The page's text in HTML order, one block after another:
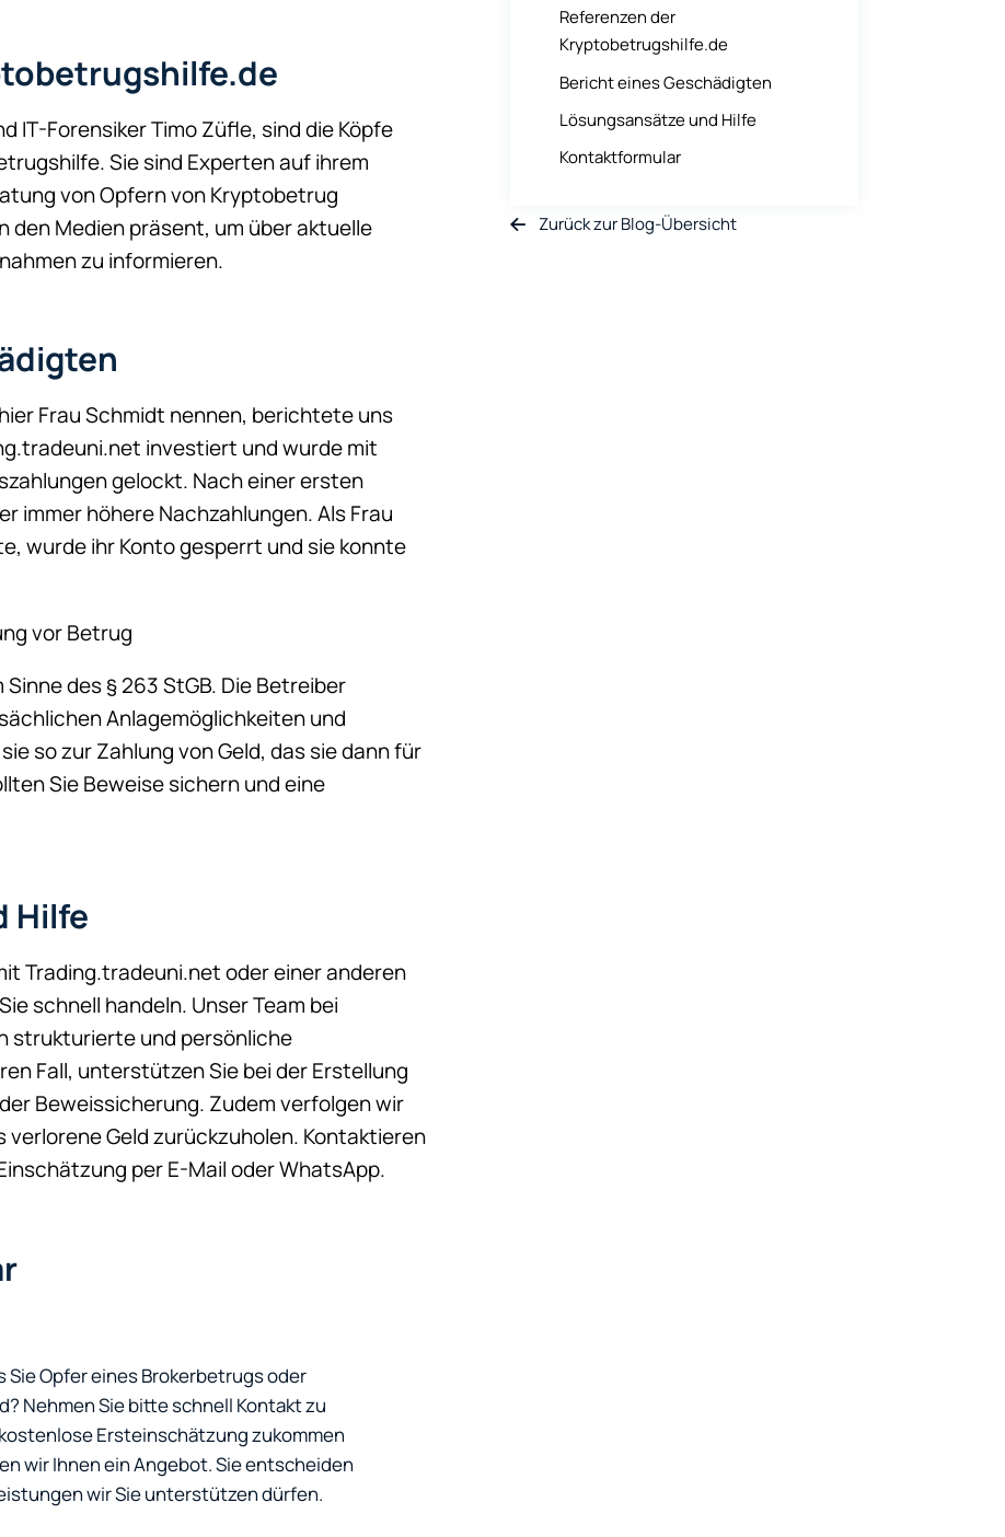
IT-Forensiker Timo Züfle, sind die Köpfe
Sie sind Experten auf ihrem
von Opfern von Kryptobetrug
den Medien präsent, um über aktuelle
zu informieren.
Frau Schmidt nennen, berichtete uns
investiert und wurde mit
gelockt. Nach einer ersten
immer höhere Nachzahlungen. Als Frau
wurde ihr Konto gesperrt und sie konnte
vor Betrug
des § 263 StGB. Die Betreiber
Anlagemöglichkeiten und
so zur Zahlung von Geld, das sie dann für
Sie Beweise sichern und eine
Hilfe
Trading.tradeuni.net oder einer anderen
schnell handeln. Unser Team bei
strukturierte und persönliche
Fall, unterstützen Sie bei der Erstellung
Beweissicherung. Zudem verfolgen wir
Geld zurückzuholen. Kontaktieren
per E-Mail oder WhatsApp.
Sie Opfer eines Brokerbetrugs oder
Nehmen Sie bitte schnell Kontakt zu
Ersteinschätzung zukommen
wir Ihnen ein Angebot. Sie entscheiden
wir Sie unterstützen dürfen.
Referenzen der
Kryptobetrugshilfe.de
Bericht eines Geschädigten
Lösungsansätze und Hilfe
Kontaktformular
Zurück zur Blog-Übersicht